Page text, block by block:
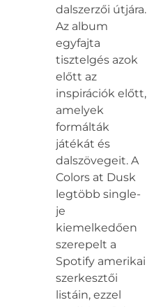
dalszerzői útjára.
Az album
egyfajta
tisztelgés azok
előtt az
inspirációk előtt,
amelyek
formálták
játékát és
dalszövegeit. A
Colors at Dusk
legtöbb single-
je
kiemelkedően
szerepelt a
Spotify amerikai
szerkesztői
listáin, ezzel